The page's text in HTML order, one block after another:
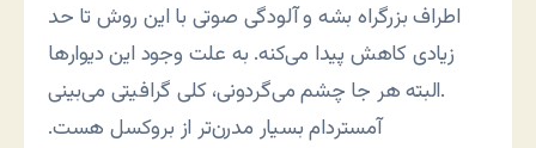
اطراف بزرگراه بشه و آلودگی صوتی با این روش تا حد
زیادی کاهش پیدا می‌کنه. به علت وجود این دیوارها
البته هر جا چشم می‌گردونی، کلی گرافیتی می‌بینی.
آمستردام بسیار مدرن‌تر از بروکسل هست.